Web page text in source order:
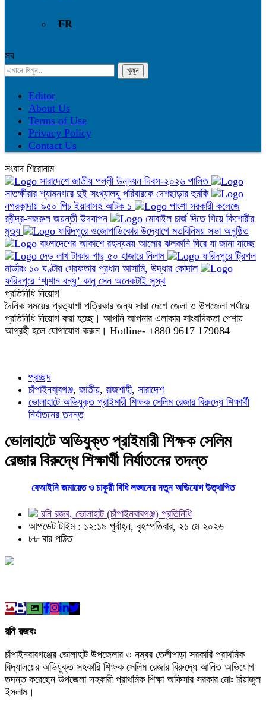
FR
সব
Editor
About Us
Terms of Use
Privacy Policy
Contact Us
সংবাদ শিরোনাম
সারাদেশে জাতীয় পল্লী উন্নয়ন দিবস-২০২৬ পালিত
সাতক্ষীরার শ্যামনগরে দুই সংখ্যালঘু পরিবারকে দেশছাড়ার হুমকি
নগরকান্দায় ৯৫০ পিচ ইয়াবাসহ আটক ১
পাংশা সরকারী কলেজে
রবীন্দ্র-নজরুল জয়ন্তী উদযাপন
মোবাইল চার্জ দিতে গিয়ে কিশোরীর
মৃত্যু
ফরিদপুরে ওজোপাডিকোর উদ্যোগে মতবিনিময় সভা অনুষ্ঠিত
বাংলাদেশের আকাশে রহস্যময় আলোর ঝলকানি ঘিরে যা জানা যাচ্ছে
দেড় লাখ টাকার গাছ ৫০ হাজারে নিলাম
ফরিদপুরে ট্রিপল
মার্ডারঃ ১০ ঘণ্টায় গ্রেফতার প্রধান আসামি, উদ্ধার কোদাল
ফরিদপুরে ‘শ্মশান বন্ধু’ কানু সেন অনেকটাই সুস্থ
প্রতিনিধি নিয়োগ
দৈনিক সময়ের প্রত্যাশা পত্রিকার জন্য সারা দেশে জেলা ও উপজেলা পর্যায়ে
প্রতিনিধি নিয়োগ করা হচ্ছে। আপনি আপনার এলাকায় সাংবাদিকতা পেশায়
আগ্রহী হলে যোগাযোগ করুন। Hotline- +880 9617 179084
প্রচ্ছদ
চাঁপাইনবা্বগঞ্জ, জাতীয়, রাজশাহী, সারাদেশ
ভোলাহাটে অভিযুক্ত প্রাইমারী শিক্ষক সেলিম রেজার বিরুদ্ধে শিক্ষার্থী
নির্যাতনের তদন্ত
ভোলাহাটে অভিযুক্ত প্রাইমারী শিক্ষক সেলিম
রেজার বিরুদ্ধে শিক্ষার্থী নির্যাতনের তদন্ত
বেআইনি জমায়েত ও চাকুরী বিধি লঙ্ঘনের নতুন অভিযোগ উত্থাপিত
রনি রজব, ভোলাহাট (চাঁপাইনবাবগঞ্জ) প্রতিনিধি
আপডেট টাইম : ১২:১৯ পূর্বাহ্ন, বৃহস্পতিবার, ২১ মে ২০২৬
৮৮ বার পঠিত
রনি রজবঃ
চাঁপাইনবাবগঞ্জের ভোলাহাট উপজেলার ৩ নম্বর তেলীপাড়া সরকারি প্রাথমিক
বিদ্যালয়ের অভিযুক্ত সহকারি শিক্ষক সেলিম রেজার বিরুদ্ধে আনিত অভিযোগ
তদন্ত করেছেন উপজেলা সহকারী প্রাথমিক শিক্ষা অফিসার সরকার মোঃ রিয়াজুল
ইসলাম।